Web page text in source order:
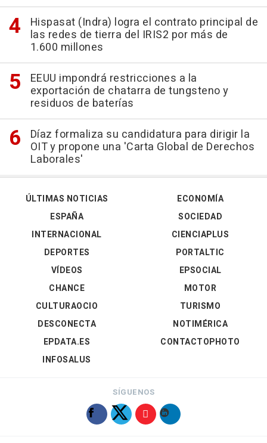
Hispasat (Indra) logra el contrato principal de
las redes de tierra del IRIS2 por más de
1.600 millones
EEUU impondrá restricciones a la
exportación de chatarra de tungsteno y
residuos de baterías
Díaz formaliza su candidatura para dirigir la
OIT y propone una 'Carta Global de Derechos
Laborales'
ÚLTIMAS NOTICIAS
ESPAÑA
INTERNACIONAL
DEPORTES
VÍDEOS
ECONOMÍA
SOCIEDAD
CIENCIAPLUS
PORTALTIC
EPSOCIAL
CHANCE
CULTURAOCIO
DESCONECTA
EPDATA.ES
INFOSALUS
MOTOR
TURISMO
NOTIMÉRICA
CONTACTOPHOTO
SÍGUENOS